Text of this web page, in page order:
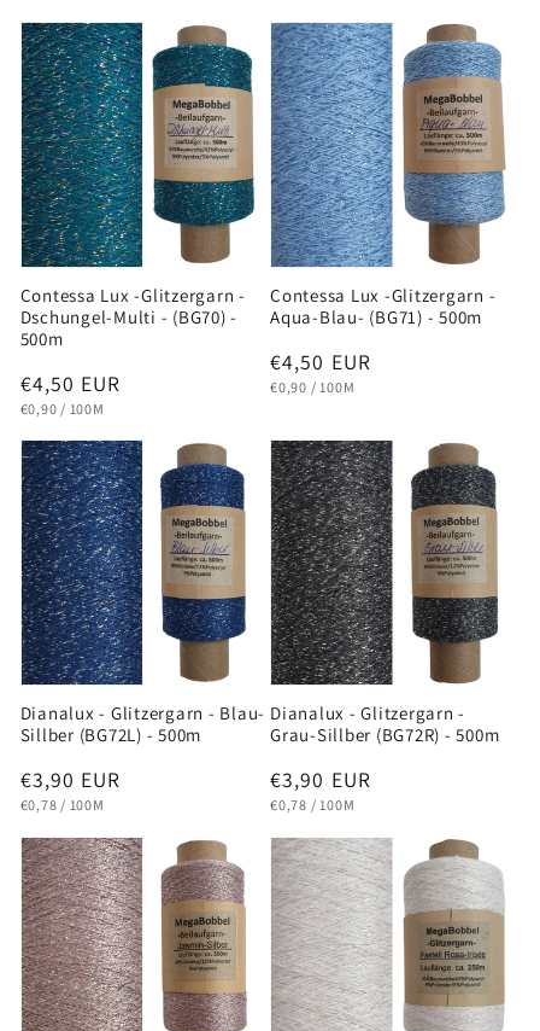
Contessa Lux -Glitzergarn -
Dschungel-Multi - (BG70) -
500m
Normaler
Preis
€4,50 EUR
GRUNDPREIS
€0,90 / PRO
100M
Contessa Lux -Glitzergarn -
Aqua-Blau- (BG71) - 500m
Normaler
Preis
€4,50 EUR
GRUNDPREIS
€0,90 / PRO
100M
Dianalux - Glitzergarn - Blau-
Sillber (BG72L) - 500m
Normaler
Preis
€3,90 EUR
GRUNDPREIS
€0,78 / PRO
100M
Dianalux - Glitzergarn -
Grau-Sillber (BG72R) - 500m
Normaler
Preis
€3,90 EUR
GRUNDPREIS
€0,78 / PRO
100M